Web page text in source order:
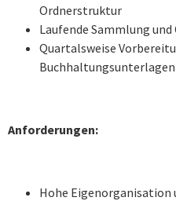
Ordnerstruktur
Laufende Sammlung
Quartalsweise
Buchhaltungsunterlagen
Anforderungen:
Hohe